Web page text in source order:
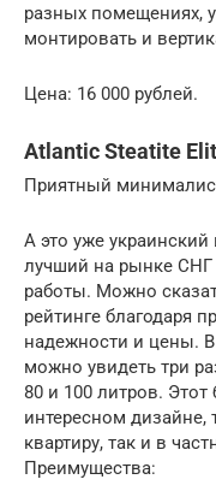
разных помещениях,
монтировать и
Цена: 16 000 рублей.
Atlantic Steatite
Приятный
А это уже
лучший на рынке СНГ
работы. Можно
рейтинге благодаря
надежности и цены. В
можно увидеть три
80 и 100 литров.
интересном дизайне,
квартиру, так и в
Преимущества: